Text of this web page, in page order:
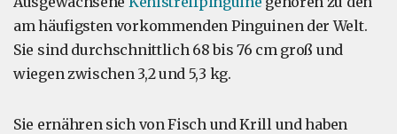
am häufigsten vorkommenden Pinguinen der Welt.
Sie sind durchschnittlich 68 bis 76 cm groß und
wiegen zwischen 3,2 und 5,3 kg.
Sie ernähren sich von Fisch und Krill und haben